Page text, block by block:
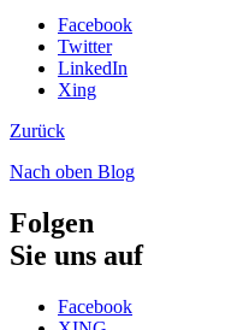
Facebook
Twitter
LinkedIn
Xing
Zurück
Nach oben Blog
Folgen
Sie uns auf
Facebook